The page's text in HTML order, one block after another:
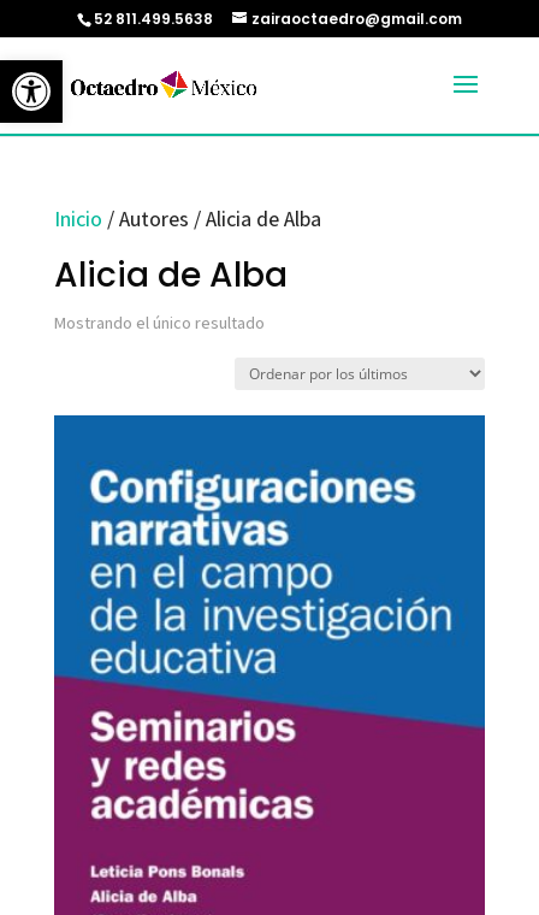
Abrir barra de herramientas
52 811.499.5638 zairaoctaedro@gmail.com
Inicio / Autores / Alicia de Alba
Alicia de Alba
Mostrando el único resultado